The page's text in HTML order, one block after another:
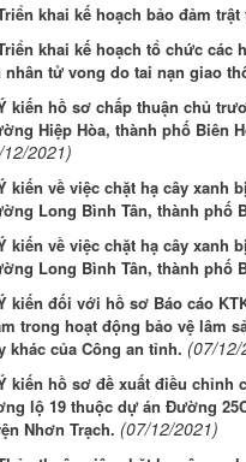
khai kế hoạch bảo đảm
khai kế hoạch tổ chức
nhân tử vong do tai nạn giao
kiến hồ sơ chấp thuận chủ
Hiệp Hòa, thành phố Biên
2021)
kiến về việc chặt hạ cây xanh
Long Bình Tân, thành phố
kiến về việc chặt hạ cây xanh
Long Bình Tân, thành phố
kiến đối với hồ sơ Báo cáo
trong hoạt động bảo vệ lâm
khác của Công an tỉnh. (07/12/
kiến hồ sơ đề xuất điều chỉnh
lộ 19 thuộc dự án Đường
Nhơn Trạch. (07/12/2021)